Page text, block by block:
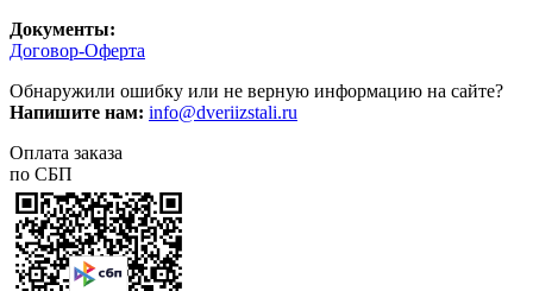
Документы:
Договор-Оферта
Обнаружили ошибку или не верную информацию на сайте?
Напишите нам: info@dveriizstali.ru
Оплата заказа
по СБП